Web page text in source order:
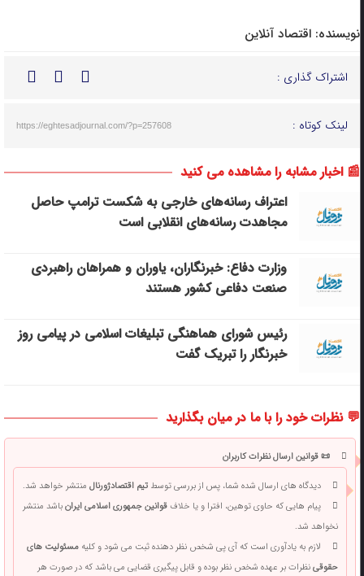
نویسنده: اقتصاد آنلاین
اشتراک گذاری :
لینک کوتاه : https://eghtesadjournal.com/?p=257608
📰 اخبار مشابه را مشاهده می کنید
اعتراف رسانه‌های خارجی به شکست ترامپ حاصل
مجاهدت رسانه‌های انقلابی است
وزارت دفاع: خبرنگاران، یاوران و همراهان راهبردی
صنعت دفاعی کشور هستند
رئیس شورای هماهنگی تبلیغات اسلامی در پیامی روز
خبرنگار را تبریک گفت
💬 نظرات خود را با ما در میان بگذارید
📜 قوانین ارسال نظرات کاربران
دیدگاه های ارسال شده شما، پس از بررسی توسطتیم اقتصادژورنالمنتشر خواهد شد.
پیام هایی که حاوی توهین، افترا و یا خلافقوانین جمهوری اسلامی ایرانباشد منتشر
نخواهد شد.
لازم به یادآوری است که آی پی شخص نظر دهنده ثبت می شود و کلیهمسئولیت های
حقوقینظرات بر عهده شخص نظر بوده و قابل پیگیری قضایی می باشد که در صورت هر